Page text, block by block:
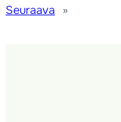
Seuraava
»